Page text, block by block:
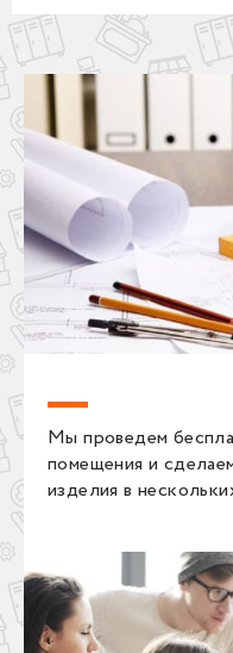
Мы проведем
помещения и
изделия в